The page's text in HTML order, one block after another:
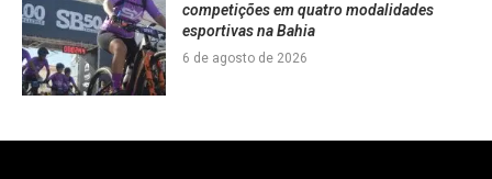
competições em quatro modalidades
esportivas na Bahia
6 de agosto de 2026